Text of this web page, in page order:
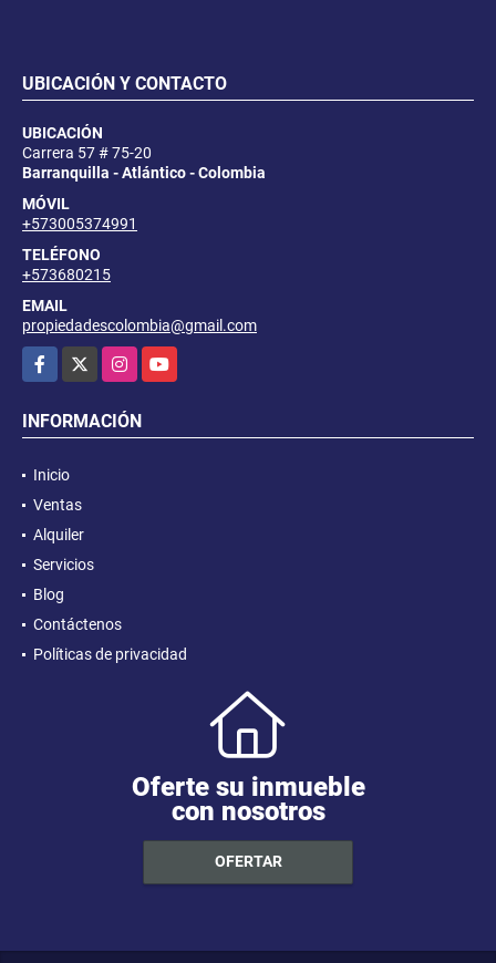
UBICACIÓN Y CONTACTO
UBICACIÓN
Carrera 57 # 75-20
Barranquilla - Atlántico - Colombia
MÓVIL
+573005374991
TELÉFONO
+573680215
EMAIL
propiedadescolombia@gmail.com
Facebook
InstagramYouTube
INFORMACIÓN
Inicio
Ventas
Alquiler
Servicios
Blog
Contáctenos
Políticas de privacidad
Oferte su inmueble
con nosotros
OFERTAR